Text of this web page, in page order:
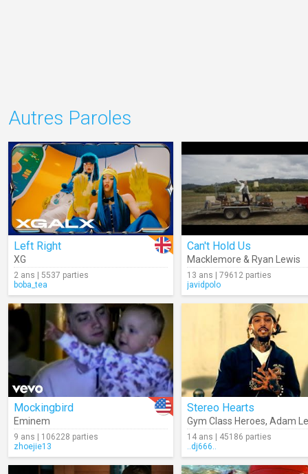
Autres Paroles
Left Right
XG
2 ans | 5537 parties
boba_tea
Can't Hold Us
Macklemore & Ryan Lewis
13 ans | 79612 parties
javidpolo
Mockingbird
Eminem
9 ans | 106228 parties
zhoejie13
Stereo Hearts
Gym Class Heroes, Adam
14 ans | 45186 parties
..dj666..